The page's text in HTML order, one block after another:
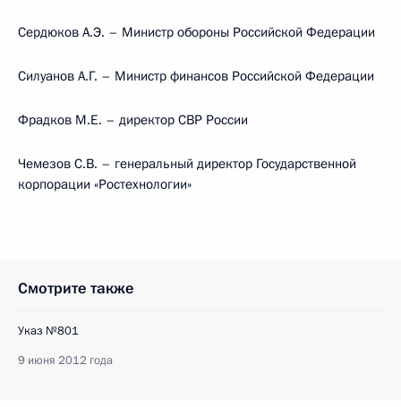
Сердюков А.Э. – Министр обороны Российской Федерации
Силуанов А.Г. – Министр финансов Российской Федерации
Фрадков М.Е. – директор СВР России
Чемезов С.В. – генеральный директор Государственной
корпорации «Ростехнологии»
Смотрите также
Указ №801
9 июня 2012 года